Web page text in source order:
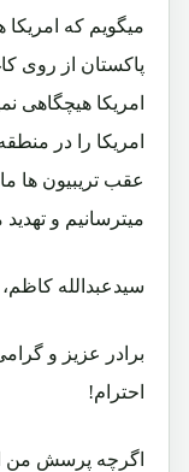
میگویم که امریکا
پاکستان از روی
امریکا هیچگاهی
امریکا را در
عقب تریبیون ها
میترسانیم و
سیدعبدالله کاظم، مورخ 30
برادر عزیز و
احترام!
اگرچه پرسش من از